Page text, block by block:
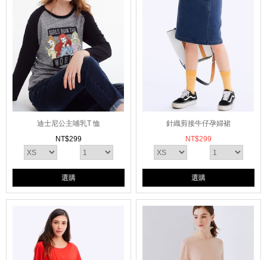
迪士尼公主哺乳T 恤
NT$299
選購
針織剪接牛仔孕婦裙
NT$299
選購